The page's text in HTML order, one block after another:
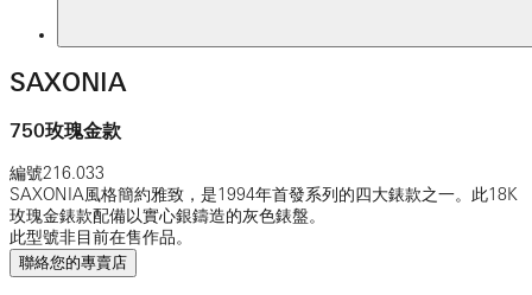
SAXONIA
750玫瑰金款
編號216.033
SAXONIA風格簡約雅致，是1994年首發系列的四大錶款之一。此18K
玫瑰金錶款配備以實心銀鑄造的灰色錶盤。
此型號非目前在售作品。
聯絡您的專賣店